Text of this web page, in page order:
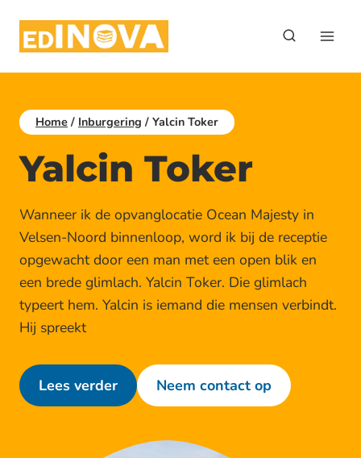
naar
inhoud
Home / Inburgering / Yalcin Toker
Yalcin Toker
Wanneer ik de opvanglocatie Ocean Majesty in
Velsen-Noord binnenloop, word ik bij de receptie
opgewacht door een man met een open blik en
een brede glimlach. Yalcin Toker. Die glimlach
typeert hem. Yalcin is iemand die mensen verbindt.
Hij spreekt
Lees verder Neem contact op